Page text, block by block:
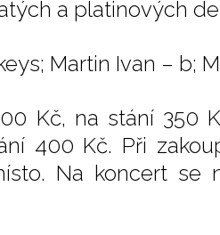
a platinových
Martin Ivan – b;
Kč, na stání 350
400 Kč. Při
Na koncert se